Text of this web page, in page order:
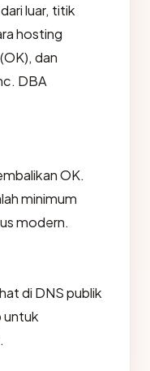
dari luar, titik
hosting
dan
DBA
OK.
minimum
modern.
di DNS publik
untuk